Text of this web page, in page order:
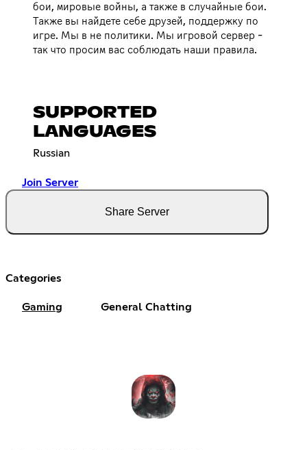
бои, мировые войны, а также в случайные бои.
Также вы найдете себе друзей, поддержку по
игре. Мы в не политики. Мы игровой сервер -
так что просим вас соблюдать наши правила.
SUPPORTED
LANGUAGES
Russian
Join Server
Share Server
Categories
Gaming General Chatting